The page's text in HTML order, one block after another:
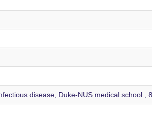
disease, Duke-NUS medical school ,